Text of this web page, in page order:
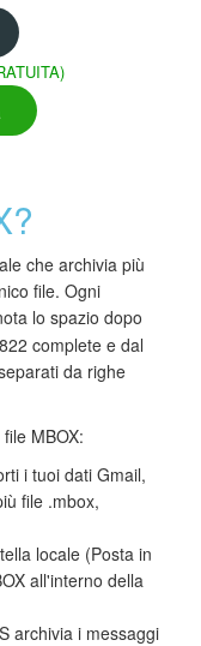
che archivia più
file. Ogni
lo spazio dopo
complete e dal
da righe
MBOX:
i tuoi dati Gmail,
file .mbox,
locale (Posta in
all'interno della
archivia i messaggi